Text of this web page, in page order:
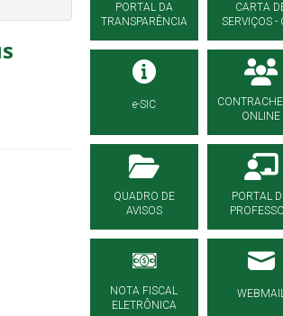
PORTAL DA
TRANSPARÊNCIA
CARTA
SERVIÇOS -
e-SIC
ONLINE
QUADRO DE
AVISOS
PORTAL
NOTA FISCAL
ELETRÔNICA